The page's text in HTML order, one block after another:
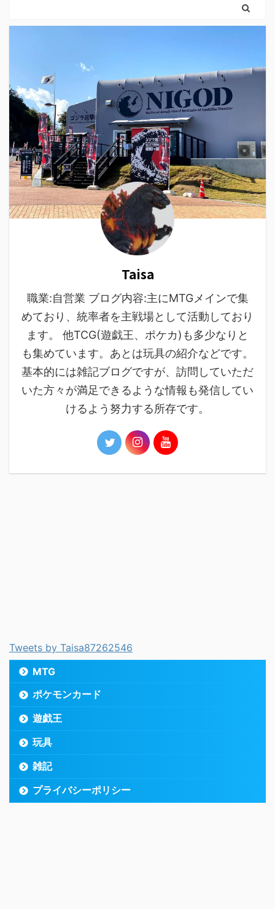
Taisa
職業:自営業 ブログ内容:主にMTGメインで集
めており、統率者を主戦場として活動しており
ます。 他TCG(遊戯王、ポケカ)も多少なりと
も集めています。あとは玩具の紹介などです。
基本的には雑記ブログですが、訪問していただ
いた方々が満足できるような情報も発信してい
けるよう努力する所存です。
Tweets by Taisa87262546
MTG
ポケモンカード
遊戯王
玩具
雑記
プライバシーポリシー